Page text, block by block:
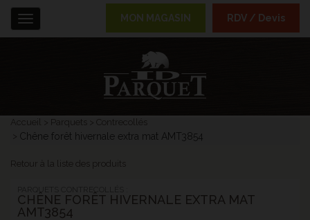
Accueil Parquets Contrecollés
Chêne forêt hivernale extra mat AMT3854
Retour à la liste des produits
CHÊNE FORÊT HIVERNALE EXTRA MAT
AMT3854
Menu MON MAGASIN RDV / Devis